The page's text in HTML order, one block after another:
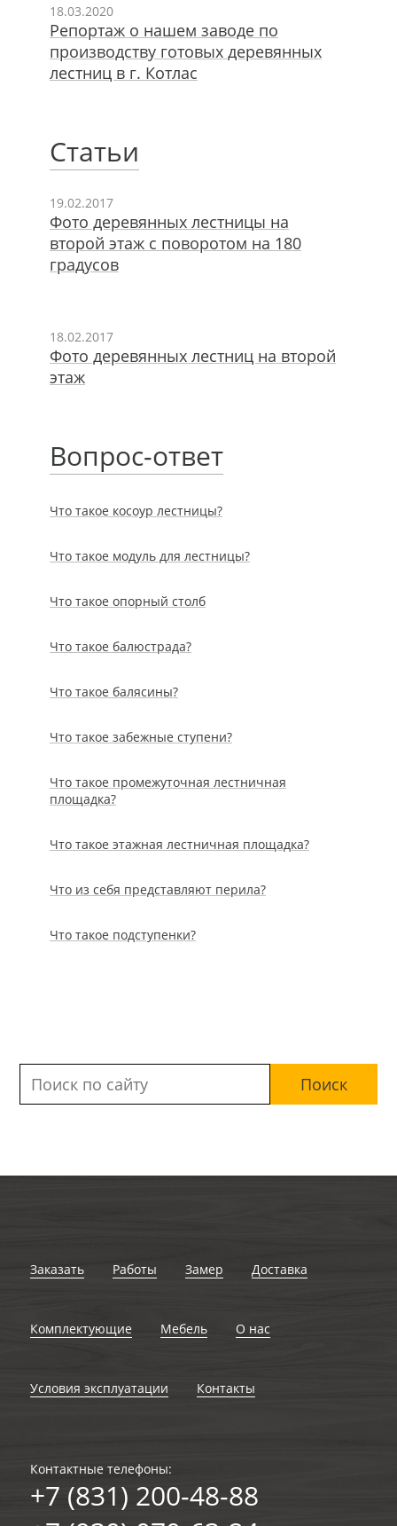
18.03.2020
Репортаж о нашем заводе по
производству готовых деревянных
лестниц в г. Котлас
Статьи
19.02.2017
Фото деревянных лестницы на
второй этаж с поворотом на 180
градусов
18.02.2017
Фото деревянных лестниц на второй
этаж
Вопрос-ответ
Что такое косоур лестницы?
Что такое модуль для лестницы?
Что такое опорный столб
Что такое балюстрада?
Что такое балясины?
Что такое забежные ступени?
Что такое промежуточная лестничная
площадка?
Что такое этажная лестничная площадка?
Что из себя представляют перила?
Что такое подступенки?
Заказать Работы Замер Доставка
Комплектующие Мебель О нас
Условия эксплуатации Контакты
Контактные телефоны:
+7 (831) 200-48-88